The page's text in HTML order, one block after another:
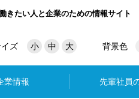
きたい人と企業のための情報サイト
ズ 小 中 大 背景色
業情報 先輩社員